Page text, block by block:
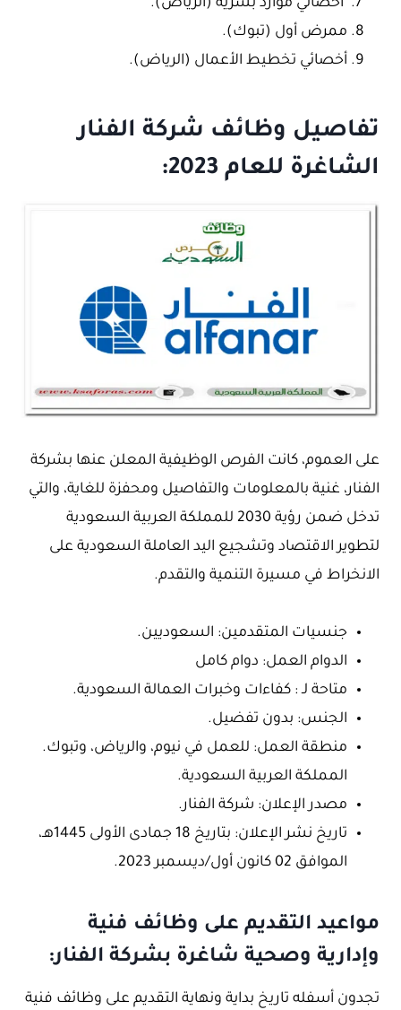
أخصائي موارد بشرية (الرياض).
ممرض أول (تبوك).
أخصائي تخطيط الأعمال (الرياض).
تفاصيل وظائف شركة الفنار
الشاغرة للعام 2023:
على العموم، كانت الفرص الوظيفية المعلن عنها بشركة
الفنار، غنية بالمعلومات والتفاصيل ومحفزة للغاية، والتي
تدخل ضمن رؤية 2030 للمملكة العربية السعودية
لتطوير الاقتصاد وتشجيع اليد العاملة السعودية على
الانخراط في مسيرة التنمية والتقدم.
جنسيات المتقدمين: السعوديين.
الدوام العمل: دوام كامل
متاحة لـ : كفاءات وخبرات العمالة السعودية.
الجنس: بدون تفضيل.
منطقة العمل: للعمل في نيوم، والرياض، وتبوك.
المملكة العربية السعودية.
مصدر الإعلان: شركة الفنار.
تاريخ نشر الإعلان: بتاريخ 18 جمادى الأولى 1445هـ،
الموافق 02 كانون أول/ديسمبر 2023.
مواعيد التقديم على وظائف فنية
وإدارية وصحية شاغرة بشركة الفنار:
تجدون أسفله تاريخ بداية ونهاية التقديم على وظائف فنية